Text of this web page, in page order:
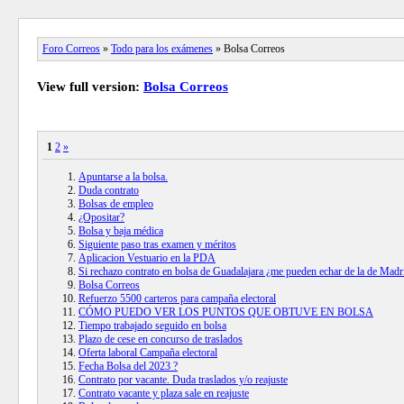
Foro Correos » Todo para los exámenes » Bolsa Correos
View full version: Bolsa Correos
1 2 »
Apuntarse a la bolsa.
Duda contrato
Bolsas de empleo
¿Opositar?
Bolsa y baja médica
Siguiente paso tras examen y méritos
Aplicacion Vestuario en la PDA
Si rechazo contrato en bolsa de Guadalajara ¿me pueden echar de la de
Bolsa Correos
Refuerzo 5500 carteros para campaña electoral
CÓMO PUEDO VER LOS PUNTOS QUE OBTUVE EN BOLSA
Tiempo trabajado seguido en bolsa
Plazo de cese en concurso de traslados
Oferta laboral Campaña electoral
Fecha Bolsa del 2023 ?
Contrato por vacante. Duda traslados y/o reajuste
Contrato vacante y plaza sale en reajuste